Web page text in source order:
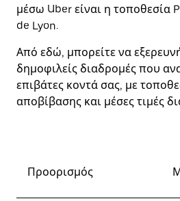
μέσω Uber είναι η τοποθεσία
de Lyon.
Από εδώ, μπορείτε να
δημοφιλείς διαδρομές που
επιβάτες κοντά σας, με
αποβίβασης και μέσες τιμές
Προορισμός